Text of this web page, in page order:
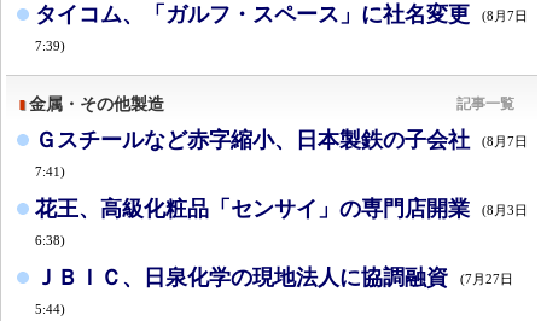
タイコム、「ガルフ・スペース」に社名変更 (8月7日
7:39)
金属・その他製造 記事一覧
Ｇスチールなど赤字縮小、日本製鉄の子会社 (8月7日
7:41)
花王、高級化粧品「センサイ」の専門店開業 (8月3日
6:38)
ＪＢＩＣ、日泉化学の現地法人に協調融資 (7月27日
5:44)